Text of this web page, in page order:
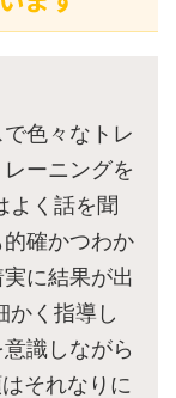
色々なトレ
ーニングを
よく話を聞
確かつわか
に結果が出
かく指導し
識しながら
それなりに